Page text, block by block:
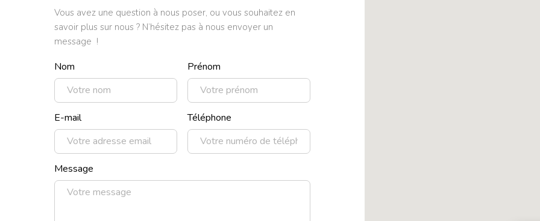
Vous avez une question à nous poser, ou vous souhaitez en
savoir plus sur nous ? N’hésitez pas à nous envoyer un
message !
Nom Prénom
E-mail Téléphone
Message